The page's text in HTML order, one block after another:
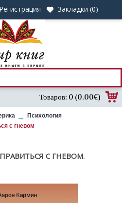
Регистрация Закладки (0)
Товаров: 0 (0.00€)
Психология
с гневом
С ГНЕВОМ.